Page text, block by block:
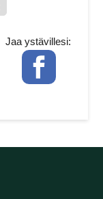
Jaa ystävillesi:
Facebook